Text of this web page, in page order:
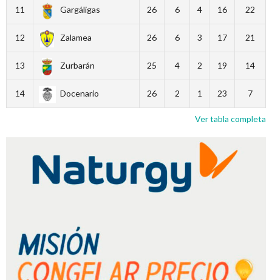
11 Gargáligas 26 6 4 16 22
12 Zalamea 26 6 3 17 21
13 Zurbarán 25 4 2 19 14
14 Docenario 26 2 1 23 7
Ver tabla completa